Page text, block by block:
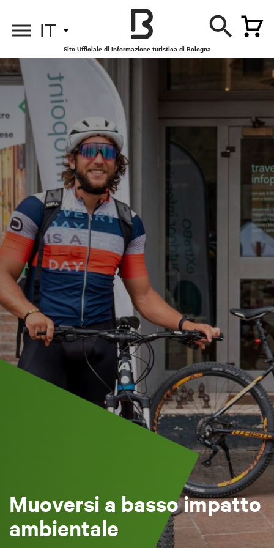
IT
Sito Ufficiale di Informazione turistica di Bologna
Muoversi a basso impatto
ambientale